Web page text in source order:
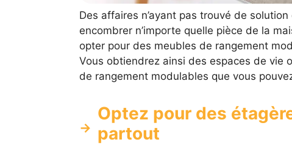
Des affaires n’ayant pas trouvé de
encombrer n’importe quelle pièce de la
opter pour des meubles de rangement
Vous obtiendrez ainsi des espaces de vie
de rangement modulables que vous
Optez pour des
partout